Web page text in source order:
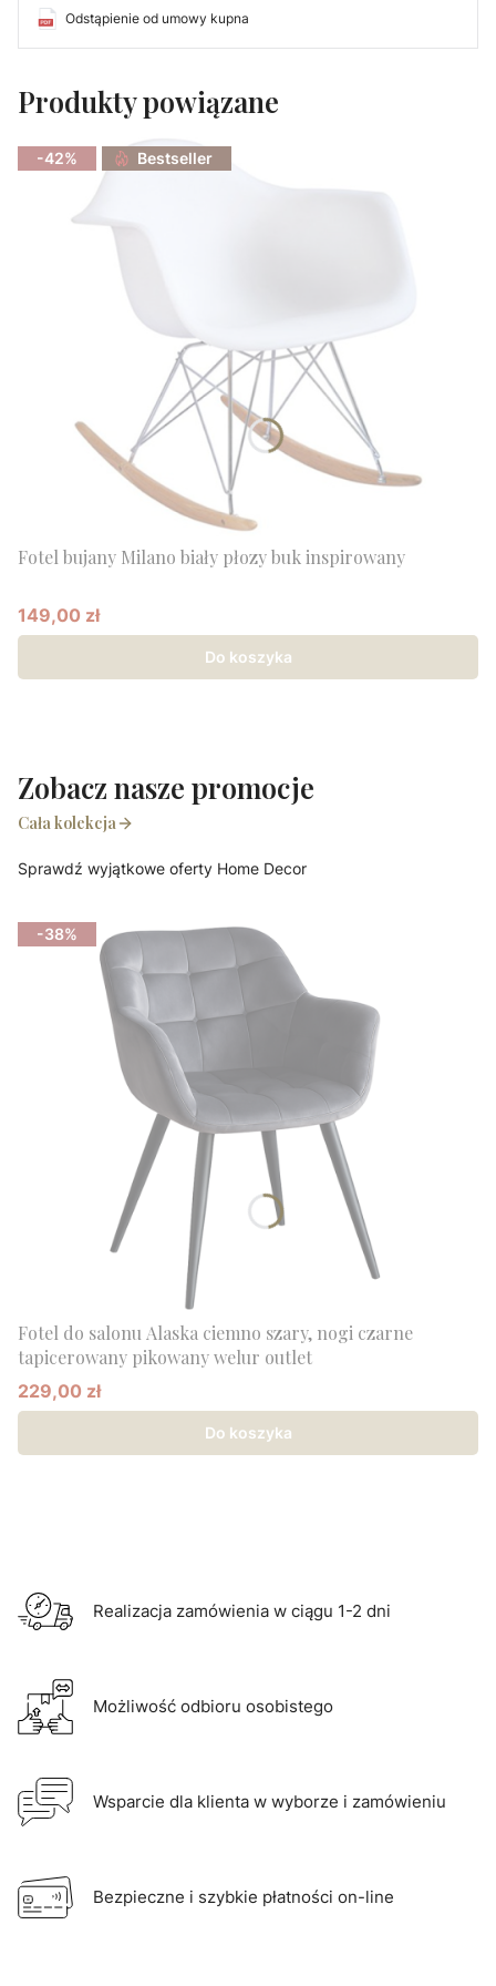
Odstąpienie od umowy kupna
Produkty powiązane
-42% Bestseller
Fotel bujany Milano biały płozy buk inspirowany
Cena promocyjna
149,00 zł
Do koszyka
Zobacz nasze promocje
Cała kolekcja
Sprawdź wyjątkowe oferty Home Decor
-38%
Fotel do salonu Alaska ciemno szary, nogi czarne
tapicerowany pikowany welur outlet
Cena promocyjna
229,00 zł
Do koszyka
Realizacja zamówienia w ciągu 1-2 dni
Możliwość odbioru osobistego
Wsparcie dla klienta w wyborze i zamówieniu
Bezpieczne i szybkie płatności on-line